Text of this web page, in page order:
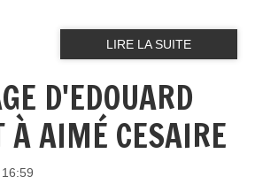
LIRE LA SUITE
D'EDOUARD
À AIMÉ CESAIRE